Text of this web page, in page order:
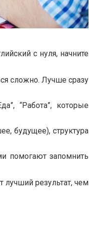
с нуля, начните
сложно. Лучше сразу
“Работа”, которые
будущее), структура
помогают запомнить
лучший результат, чем